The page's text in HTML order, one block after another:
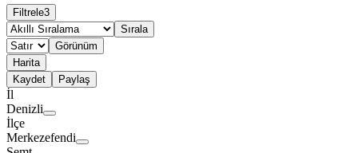
Filtrele3
Sırala
Görünüm
Harita
Kaydet
Paylaş
İl
Denizli
İlçe
Merkezefendi